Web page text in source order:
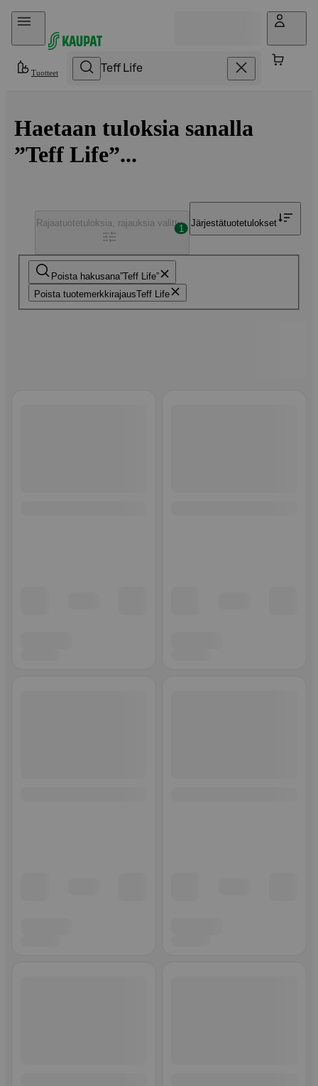
Hyppää sisältöön
Tuotteet
Haetaan tuloksia sanalla
”Teff Life”...
Poista hakusana Teff Life
Poista tuotemerkkirajausTeff Life
Rajaatuotetuloksia, rajauksia valittu
1
Järjestätuotetulokset